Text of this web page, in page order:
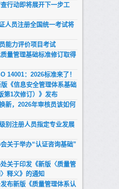
行动即将展开下一步工
人员注册全国统一考试将
能力评价项目考试
量管理基础标准修订取得
14001：2026标准来了！
《信息安全管理体系基础
第1次修订）》发布
新，2026年审核员该如何
别注册人员指定专业发展
关于举办“认证咨询基础”
关于印发《新版〈质量管
释义》的通知
布新版《质量管理体系认